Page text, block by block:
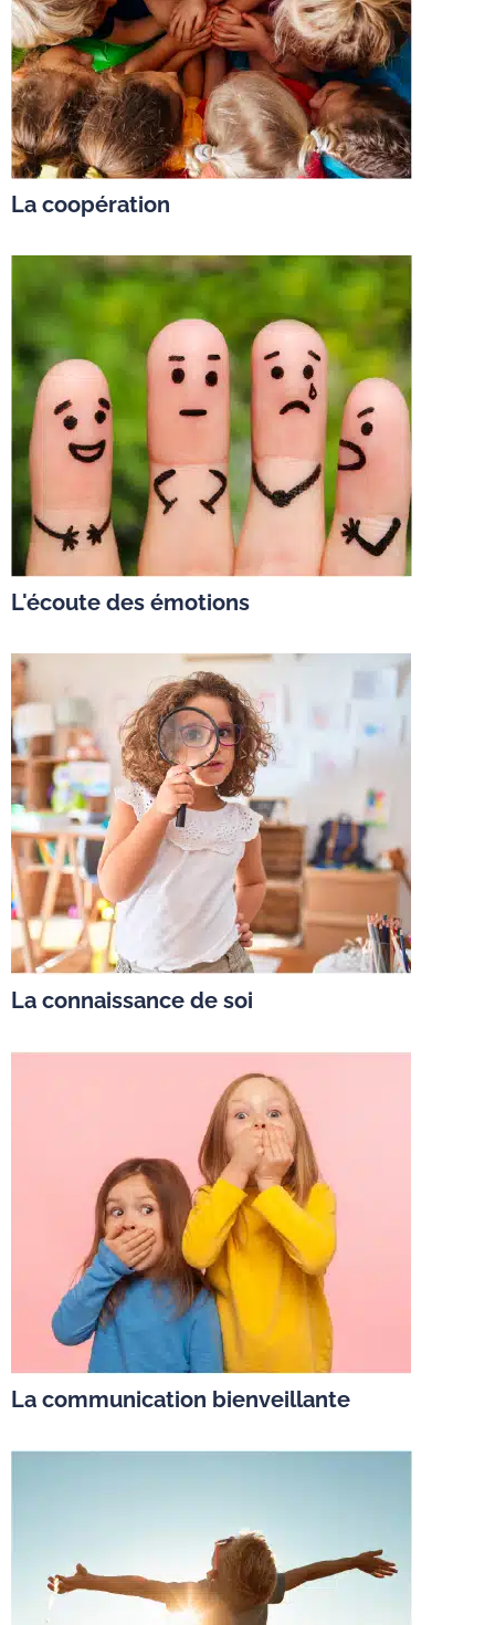
La coopération
L'écoute des émotions
La connaissance de soi
La communication bienveillante